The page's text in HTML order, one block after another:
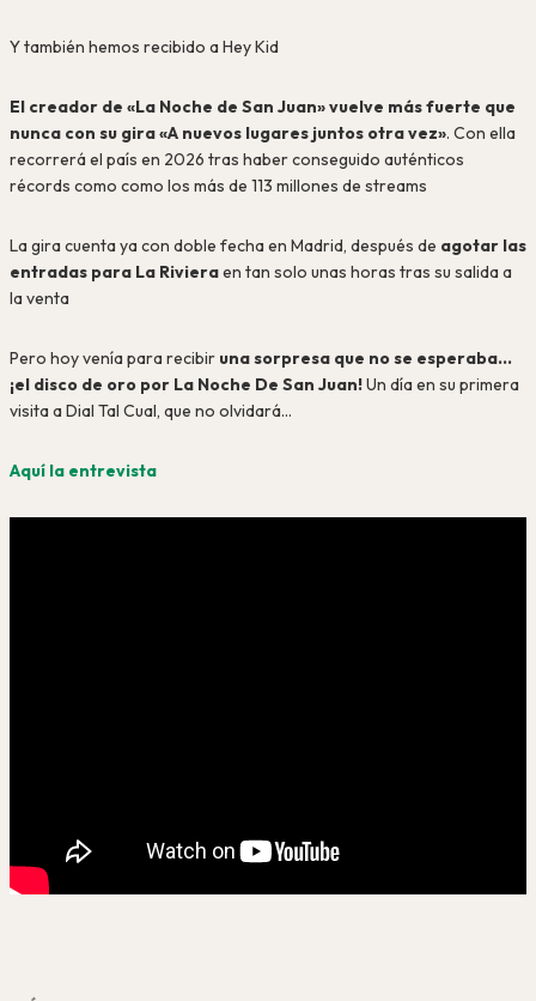
Y también hemos recibido a Hey Kid
El creador de «La Noche de San Juan»vuelve más fuerte que
nunca con su gira «A nuevos lugares juntos otra vez». Con ella
recorrerá el país en 2026 tras haber conseguido auténticos
récords como como los más de 113 millones de streams
La gira cuenta ya con doble fecha en Madrid, después de agotar las
entradas para La Rivieraen tan solo unas horas tras su salida a
la venta
Pero hoy venía para recibir una sorpresa que no se esperaba…
¡el disco de oro por La Noche De San Juan!Un día en su primera
visita a Dial Tal Cual, que no olvidará…
Aquí la entrevista